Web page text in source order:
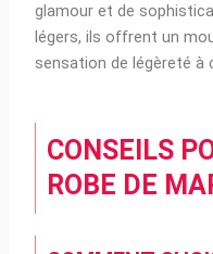
glamour et de
légers, ils offrent un
sensation de légèreté à
CONSEILS
ROBE DE